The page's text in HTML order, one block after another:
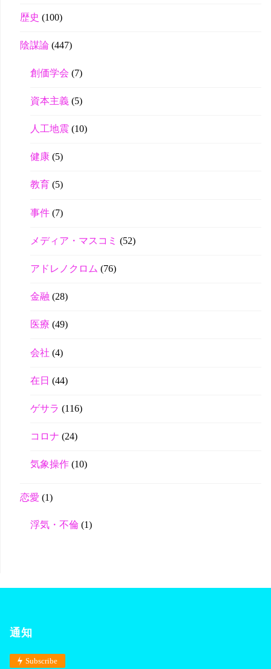
歴史 (100)
陰謀論 (447)
創価学会 (7)
資本主義(5)
人工地震 (10)
健康(5)
教育 (5)
事件(7)
メディア・マスコミ (52)
アドレノクロム (76)
金融 (28)
医療 (49)
会社 (4)
在日 (44)
ゲサラ (116)
コロナ (24)
気象操作(10)
恋愛 (1)
浮気・不倫 (1)
通知
Subscribe